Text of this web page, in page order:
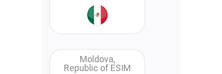
Moldova,
Republic of ESIM